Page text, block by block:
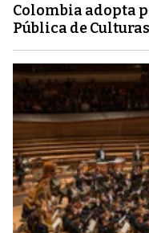
Colombia adopta
Pública de